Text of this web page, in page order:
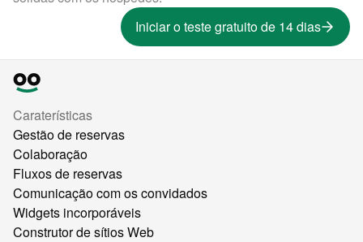
Iniciar o teste gratuito de 14 dias
Caraterísticas
Gestão de reservas
Colaboração
Fluxos de reservas
Comunicação com os convidados
Widgets incorporáveis
Construtor de sítios Web